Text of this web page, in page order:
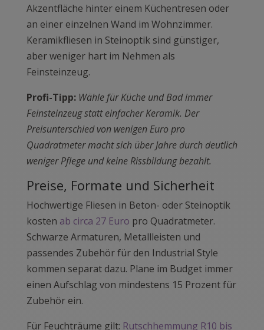
Akzentfläche hinter einem Küchentresen oder
an einer einzelnen Wand im Wohnzimmer.
Keramikfliesen in Steinoptik sind günstiger,
aber weniger hart im Nehmen als
Feinsteinzeug.
Profi-Tipp: Wähle für Küche und Bad immer
Feinsteinzeug statt einfacher Keramik. Der
Preisunterschied von wenigen Euro pro
Quadratmeter macht sich über Jahre durch deutlich
weniger Pflege und keine Rissbildung bezahlt.
Preise, Formate und Sicherheit
Hochwertige Fliesen in Beton- oder Steinoptik
kosten ab circa 27 Euro pro Quadratmeter.
Schwarze Armaturen, Metallleisten und
passendes Zubehör für den Industrial Style
kommen separat dazu. Plane im Budget immer
einen Aufschlag von mindestens 15 Prozent für
Zubehör ein.
Für Feuchträume gilt: Rutschhemmung R10 bis